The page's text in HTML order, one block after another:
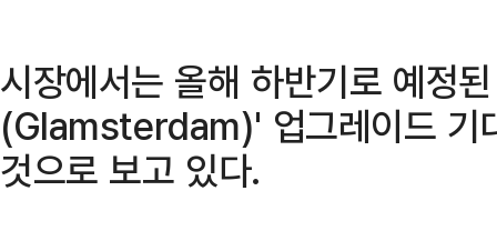
시장에서는 올해 하반기로 예정
(Glamsterdam)' 업그레이드 기
것으로 보고 있다.